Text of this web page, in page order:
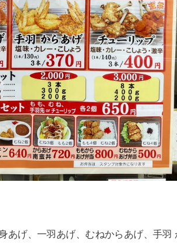
あげ、一羽あげ、むねからあげ、手羽